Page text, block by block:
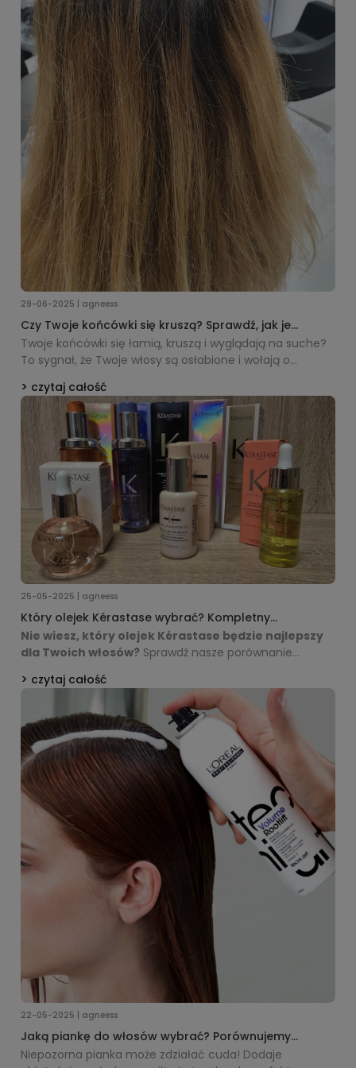
29-06-2025 | agneess
Czy Twoje końcówki się kruszą? Sprawdź, jak je
uratować, zanim będzie za późno!
Twoje końcówki się łamią, kruszą i wyglądają na suche?
To sygnał, że Twoje włosy są osłabione i wołają o
kruszenia się końcówek i poznaj skuteczne sposoby na
ich uratowanie. Podpowiadamy, jak odbudować włosy
od środka i jakie profesjonalne kosmetyki naprawdę
działają. Zadbaj o swoje włosy zanim będzie za późno!
czytaj całość
25-05-2025 | agneess
Który olejek Kérastase wybrać? Kompletny
przewodnik po luksusowej pielęgnacji włosów
Nie wiesz, który olejek Kérastase będzie najlepszy
dla Twoich włosów? Sprawdź nasze porównanie
nowość Gloss Absolu. Pomożemy Ci dobrać produkt
idealnie dopasowany do potrzeb Twojej fryzury.
czytaj całość
22-05-2025 | agneess
Jaką piankę do włosów wybrać? Porównujemy
profesjonalne produkty L'Oréal i Kérastase
Niepozorna pianka może zdziałać cuda! Dodaje